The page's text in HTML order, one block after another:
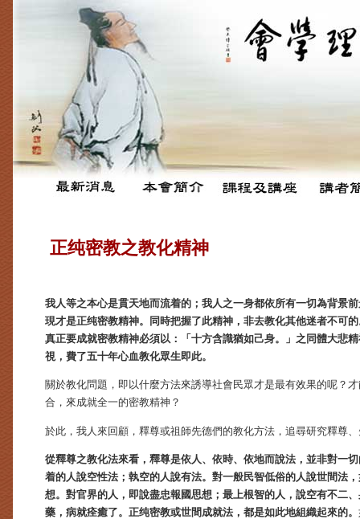
正纯密教之教化精神
我人等之本心是貫天地而流着的；我人之一身都依所有一切為背景
現才是正纯密教精神。同時把握了此精神，非去教化其他迷者不可
真正要成就密教精神必須以：「十方含識猶如己身。」之同體大悲
視，費了五十年心血教化眾生即此。
關於教化問題，即以什麼方法來誘導社會民眾才是最有效果的呢？
合，來成就全一的密教精神？
於此，我人來回顧，釋尊或祖師先德們的教化方法，追尋研究釋尊
從釋尊之教化法來看，釋尊是依人、依時、依地而說法，並非對一
着的人說空性法；執空的人說有法。對一般民智低俗的人說世間法
想。對官界的人，即說盡忠報國思想；最上根智的人，說空有不二
藥，病就痊癒了。正纯密教或世間成就法，都是如此地組織起來的。